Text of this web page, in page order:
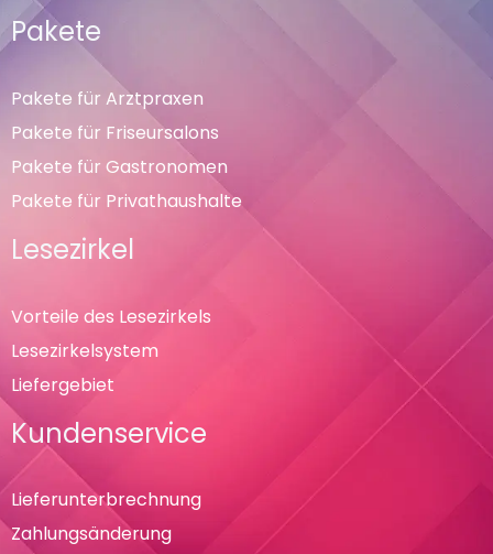
Pakete
Pakete für Arztpraxen
Pakete für Friseursalons
Pakete für Gastronomen
Pakete für Privathaushalte
Lesezirkel
Vorteile des Lesezirkels
Lesezirkelsystem
Liefergebiet
Kundenservice
Lieferunterbrechnung
Zahlungsänderung